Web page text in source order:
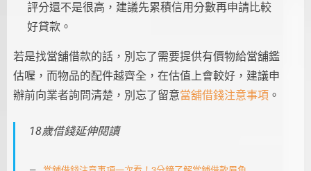
評分還不是很高，建議先累積信用分數再申請比較
好貸款。
若是找當舖借款的話，別忘了需要提供有價物給當舖鑑
估喔，而物品的配件越齊全，在估值上會較好，建議申
辦前向業者詢問清楚，別忘了留意當舖借錢注意事項。
18歲借錢延伸閱讀